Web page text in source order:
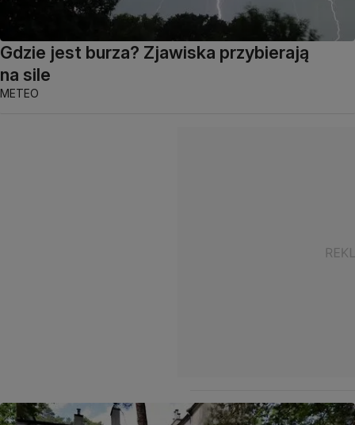
Gdzie jest burza? Zjawiska przybierają
na sile
METEO